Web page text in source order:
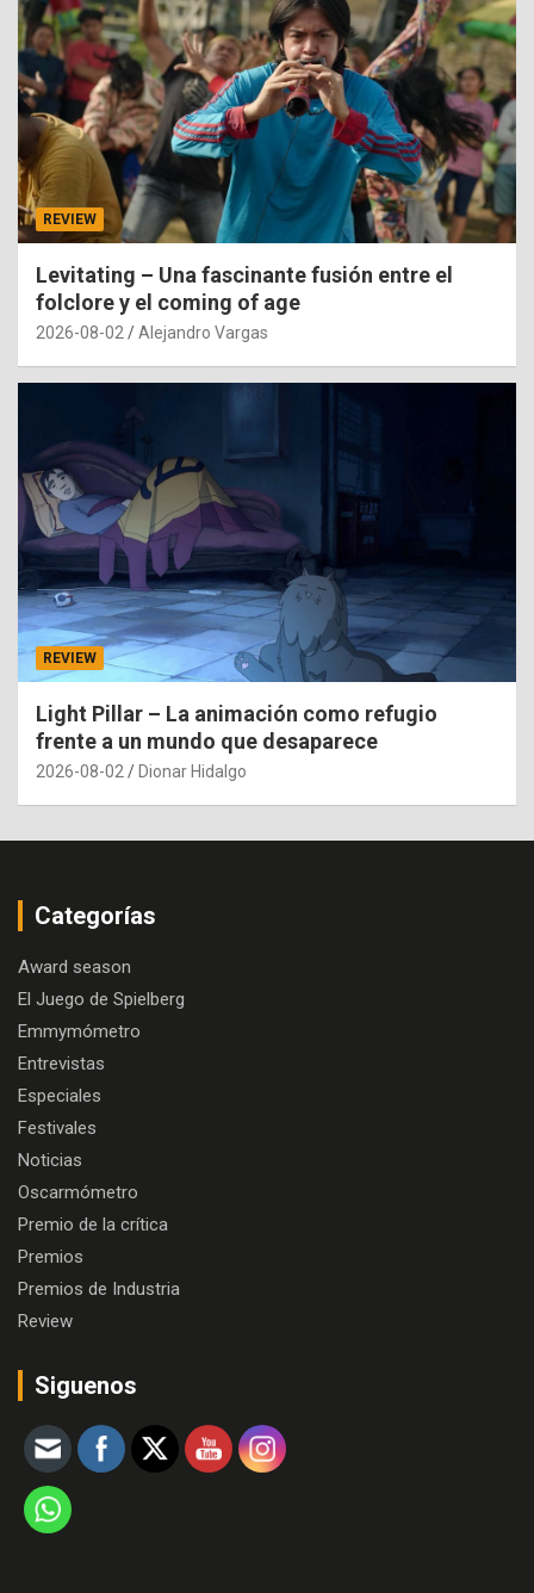
REVIEW
Levitating – Una fascinante fusión entre el
folclore y el coming of age
2026-08-02 Alejandro Vargas
REVIEW
Light Pillar – La animación como refugio
frente a un mundo que desaparece
2026-08-02 Dionar Hidalgo
Categorías
Award season
El Juego de Spielberg
Emmymómetro
Entrevistas
Especiales
Festivales
Noticias
Oscarmómetro
Premio de la crítica
Premios
Premios de Industria
Review
Siguenos